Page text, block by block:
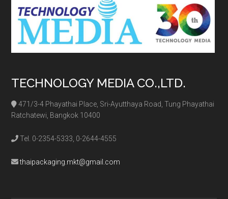
TECHNOLOGY MEDIA CO.,LTD.
471/3-4 Phayathai Place, Sri-Ayutthaya Road, Tung Phayathai
Ratchatewi, Bangkok 10400
Tel. 0-2354-5333, 0-2644-4555
thaipackaging.mkt@gmail.com